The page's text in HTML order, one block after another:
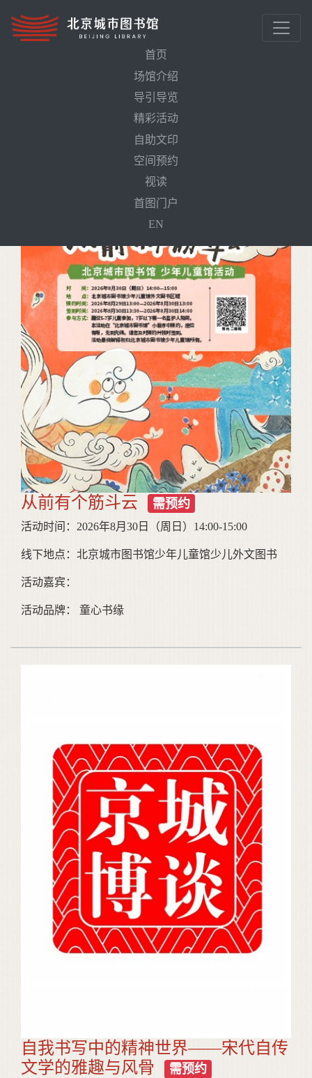
首页
场馆介绍
导引导览
精彩活动
自助文印
空间预约
视读
首图门户
EN
从前有个筋斗云 需预约
活动时间：2026年8月30日（周日）14:00-15:00
线下地点：北京城市图书馆少年儿童馆少儿外文图书
活动嘉宾：
活动品牌： 童心书缘
自我书写中的精神世界——宋代自传
文学的雅趣与风骨
需预约